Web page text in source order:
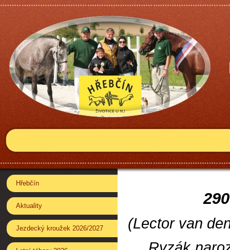
(Lector van
Hřebčín
Aktuality
Jezdecký kroužek 2026/2027